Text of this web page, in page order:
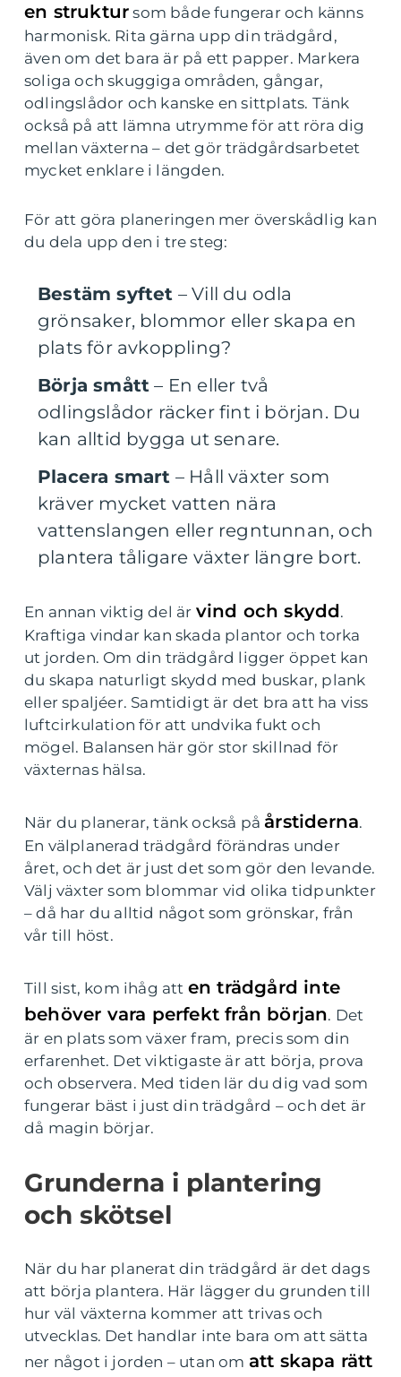
en struktur som både fungerar och känns
harmonisk. Rita gärna upp din trädgård,
även om det bara är på ett papper. Markera
soliga och skuggiga områden, gångar,
odlingslådor och kanske en sittplats. Tänk
också på att lämna utrymme för att röra dig
mellan växterna – det gör trädgårdsarbetet
mycket enklare i längden.
För att göra planeringen mer överskådlig kan
du dela upp den i tre steg:
Bestäm syftet – Vill du odla
grönsaker, blommor eller skapa en
plats för avkoppling?
Börja smått – En eller två
odlingslådor räcker fint i början. Du
kan alltid bygga ut senare.
Placera smart – Håll växter som
kräver mycket vatten nära
vattenslangen eller regntunnan, och
plantera tåligare växter längre bort.
En annan viktig del är vind och skydd.
Kraftiga vindar kan skada plantor och torka
ut jorden. Om din trädgård ligger öppet kan
du skapa naturligt skydd med buskar, plank
eller spaljéer. Samtidigt är det bra att ha viss
luftcirkulation för att undvika fukt och
mögel. Balansen här gör stor skillnad för
växternas hälsa.
När du planerar, tänk också på årstiderna.
En välplanerad trädgård förändras under
året, och det är just det som gör den levande.
Välj växter som blommar vid olika tidpunkter
– då har du alltid något som grönskar, från
vår till höst.
Till sist, kom ihåg att en trädgård inte
behöver vara perfekt från början. Det
är en plats som växer fram, precis som din
erfarenhet. Det viktigaste är att börja, prova
och observera. Med tiden lär du dig vad som
fungerar bäst i just din trädgård – och det är
då magin börjar.
Grunderna i plantering
och skötsel
När du har planerat din trädgård är det dags
att börja plantera. Här lägger du grunden till
hur väl växterna kommer att trivas och
utvecklas. Det handlar inte bara om att sätta
ner något i jorden – utan om att skapa rätt